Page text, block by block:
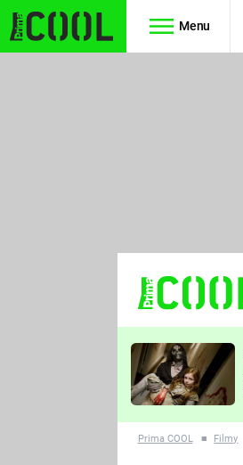
Menu
TŘESKU
FUTURAMA
Prima COOL ■ Filmy